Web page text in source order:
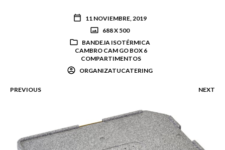
11 NOVIEMBRE, 2019
688 X 500
BANDEJA ISOTÉRMICA
CAMBRO CAM GO BOX 6
COMPARTIMENTOS
ORGANIZATUCATERING
PREVIOUS NEXT